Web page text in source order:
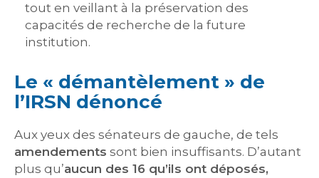
tout en veillant à la préservation des
capacités de recherche de la future
institution.
Le « démantèlement » de
l’IRSN dénoncé
Aux yeux des sénateurs de gauche, de tels
amendements sont bien insuffisants. D’autant
plus qu’aucun des 16 qu’ils ont déposés,